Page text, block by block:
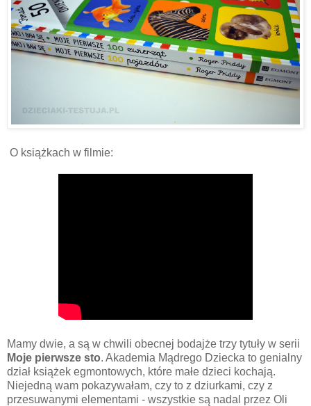
O książkach w filmie:
Mamy dwie, a są w chwili obecnej bodajże trzy tytuły w serii
Moje pierwsze sto. Akademia Mądrego Dziecka to genialny
dział książek egmontowych, które małe dzieci kochają.
Niejedną wam pokazywałam, czy to z dziurkami, czy z
przesuwanymi elementami - wszystkie są nadal przez Oli